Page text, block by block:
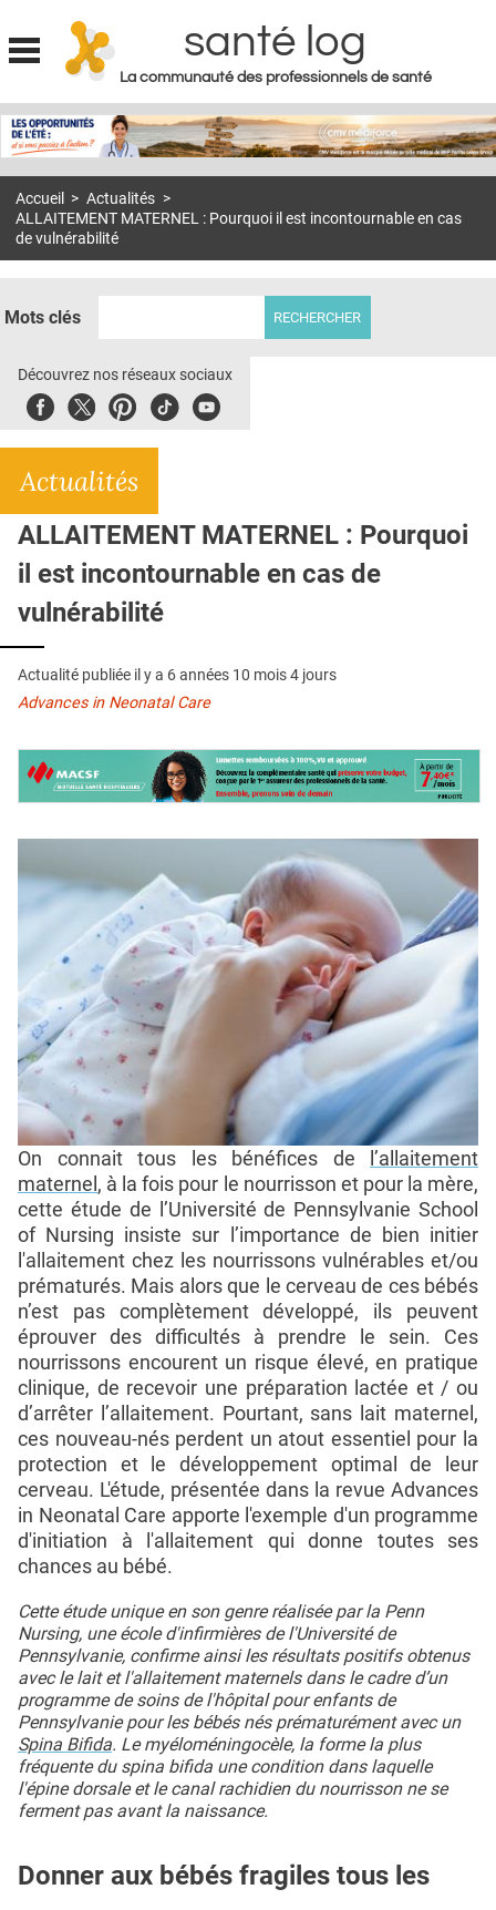
Jump to navigation
santé log
La communauté des professionnels de santé
MON COMPTE
S'ABONNER À LA REVUE SOIN À DOMICILE
E-REVUE SAD
THÉMA
CRÉDITS
Accueil > Actualités >
ALLAITEMENT MATERNEL : Pourquoi il est incontournable en cas
de vulnérabilité
Mots clés
Découvrez nos réseaux sociaux
FacebookTwitterPinterest
TiktokYoubute
Actualités
ALLAITEMENT MATERNEL : Pourquoi
il est incontournable en cas de
vulnérabilité
Actualité publiée il y a 6 années 10 mois 4 jours
Advances in Neonatal Care
On connait tous les bénéfices de
l’allaitement
maternel , à la fois pour le nourrisson et pour la mère,
cette étude de l’Université de Pennsylvanie School
of Nursing insiste sur l’importance de bien initier
l'allaitement chez les nourrissons vulnérables et/ou
prématurés. Mais alors que le cerveau de ces bébés
n’est pas complètement développé, ils peuvent
éprouver des difficultés à prendre le sein. Ces
nourrissons encourent un risque élevé, en pratique
clinique, de recevoir une préparation lactée et / ou
d’arrêter l’allaitement. Pourtant, sans lait maternel,
ces nouveau-nés perdent un atout essentiel pour la
protection et le développement optimal de leur
cerveau. L'étude, présentée dans la revue Advances
in Neonatal Care apporte l'exemple d'un programme
d'initiation à l'allaitement qui donne toutes ses
chances au bébé.
Cette étude unique en son genre réalisée par la Penn
Nursing, une école d'infirmières de l'Université de
Pennsylvanie, confirme ainsi les résultats positifs obtenus
avec le lait et l'allaitement maternels dans le cadre d’un
programme de soins de l'hôpital pour enfants de
Pennsylvanie pour les bébés nés prématurément avec un
Spina Bifida. Le myéloméningocèle, la forme la plus
fréquente du spina bifida une condition dans laquelle
l'épine dorsale et le canal rachidien du nourrisson ne se
ferment pas avant la naissance.
Donner aux bébés fragiles tous les